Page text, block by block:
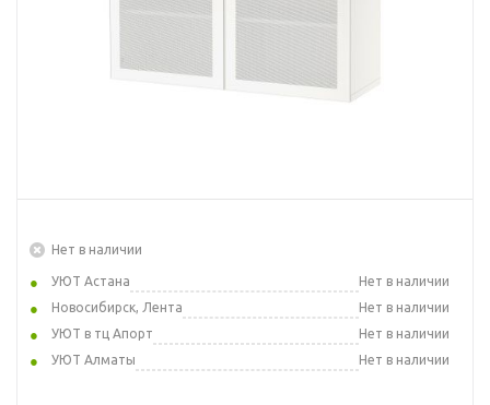
Нет в наличии
УЮТ Астана
Нет в наличии
Новосибирск, Лента
Нет в наличии
УЮТ в тц Апорт
Нет в наличии
УЮТ Алматы
Нет в наличии